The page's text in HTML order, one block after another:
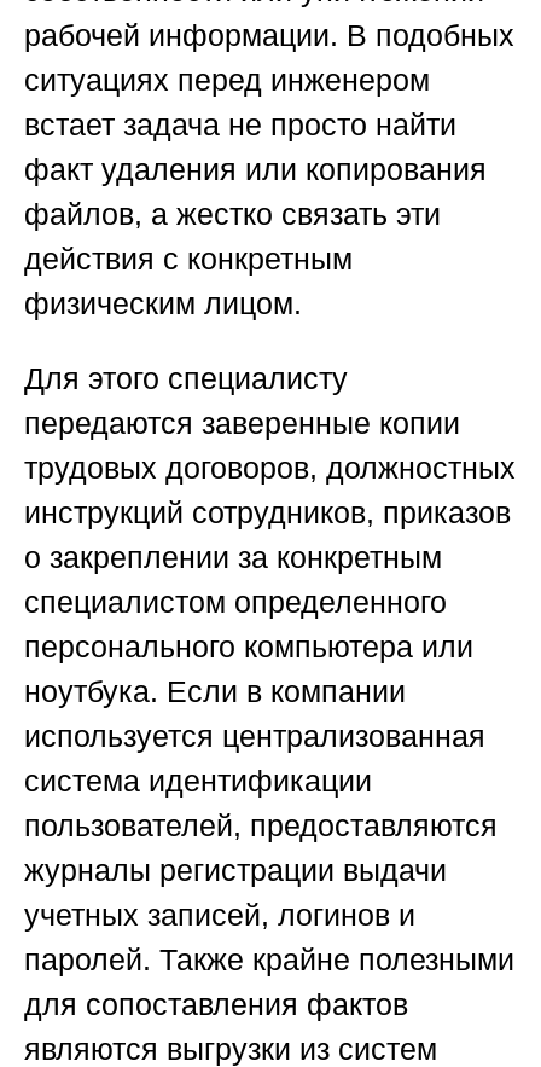
рабочей информации. В подобных
ситуациях перед инженером
встает задача не просто найти
факт удаления или копирования
файлов, а жестко связать эти
действия с конкретным
физическим лицом.
Для этого специалисту
передаются заверенные копии
трудовых договоров, должностных
инструкций сотрудников, приказов
о закреплении за конкретным
специалистом определенного
персонального компьютера или
ноутбука. Если в компании
используется централизованная
система идентификации
пользователей, предоставляются
журналы регистрации выдачи
учетных записей, логинов и
паролей. Также крайне полезными
для сопоставления фактов
являются выгрузки из систем